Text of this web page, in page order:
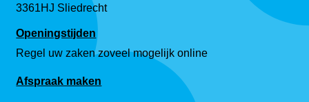
3361HJ Sliedrecht
Openingstijden
Regel uw zaken zoveel mogelijk online
Afspraak maken